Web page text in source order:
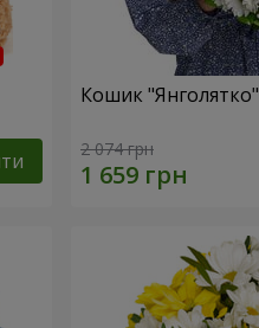
Кошик "Янголятко"
2 074 грн